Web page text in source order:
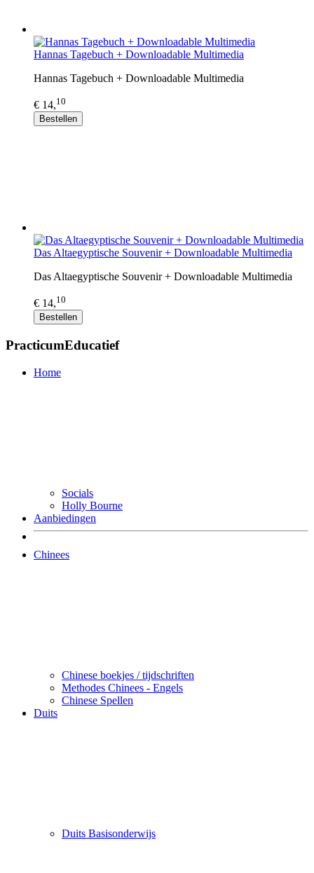
Hannas Tagebuch + Downloadable Multimedia
Hannas Tagebuch + Downloadable Multimedia
€ 14,10
Bestellen
Das Altaegyptische Souvenir + Downloadable Multimedia
Das Altaegyptische Souvenir + Downloadable Multimedia
€ 14,10
Bestellen
PracticumEducatief
Home
Socials
Holly Bourne
Aanbiedingen
Chinees
Chinese boekjes / tijdschriften
Methodes Chinees - Engels
Chinese Spellen
Duits
Duits Basisonderwijs